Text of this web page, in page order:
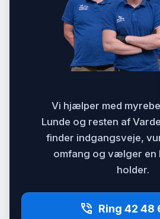
Vi hjælper med
Lunde og resten af
finder indgangsveje,
omfang og vælger en
holder.
phone_in_talk Ring 42 48